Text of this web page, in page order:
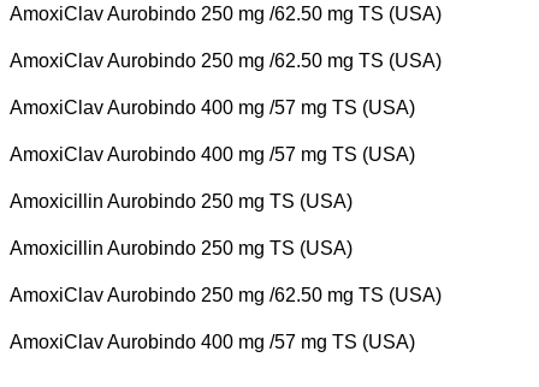
AmoxiClav Aurobindo 250 mg /62.50 mg TS (USA)
AmoxiClav Aurobindo 250 mg /62.50 mg TS (USA)
AmoxiClav Aurobindo 400 mg /57 mg TS (USA)
AmoxiClav Aurobindo 400 mg /57 mg TS (USA)
Amoxicillin Aurobindo 250 mg TS (USA)
Amoxicillin Aurobindo 250 mg TS (USA)
AmoxiClav Aurobindo 250 mg /62.50 mg TS (USA)
AmoxiClav Aurobindo 400 mg /57 mg TS (USA)